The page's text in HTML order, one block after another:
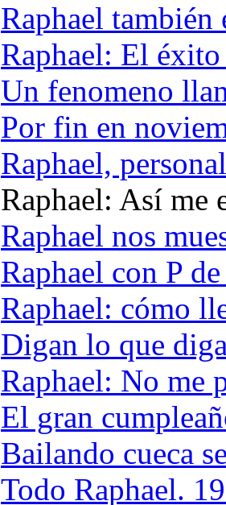
Raphael también
Raphael: El
Un fenomeno
Por fin en
Raphael,
Raphael: Así me
Raphael nos
Raphael con P
Raphael: cómo
Digan lo que
Raphael: No me
El gran
Bailando cueca
Todo Raphael.